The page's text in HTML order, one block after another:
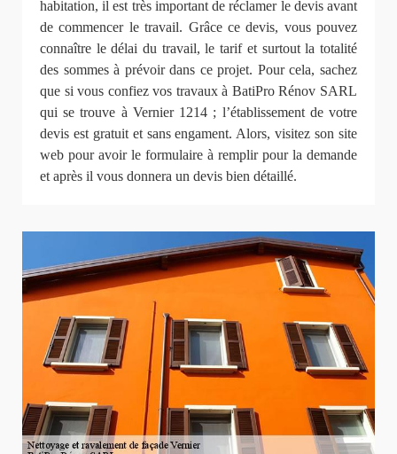
habitation, il est très important de réclamer le devis avant
de commencer le travail. Grâce ce devis, vous pouvez
connaître le délai du travail, le tarif et surtout la totalité
des sommes à prévoir dans ce projet. Pour cela, sachez
que si vous confiez vos travaux à BatiPro Rénov SARL
qui se trouve à Vernier 1214 ; l’établissement de votre
devis est gratuit et sans engament. Alors, visitez son site
web pour avoir le formulaire à remplir pour la demande
et après il vous donnera un devis bien détaillé.